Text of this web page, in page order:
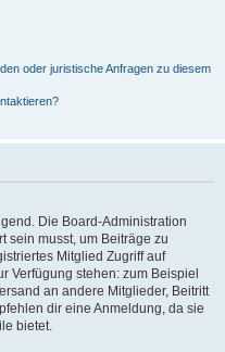
oder juristische Anfragen zu diesem
Die Board-Administration
sein musst, um Beiträge zu
Mitglied Zugriff auf
Verfügung stehen: zum Beispiel
an andere Mitglieder, Beitritt
dir eine Anmeldung, da sie
bietet.